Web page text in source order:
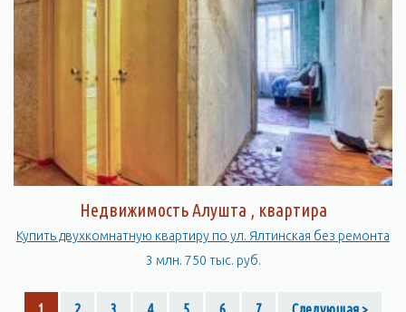
Недвижимость Алушта , квартира
Купить двухкомнатную квартиру по ул. Ялтинская без ремонта
3 млн. 750 тыс. руб.